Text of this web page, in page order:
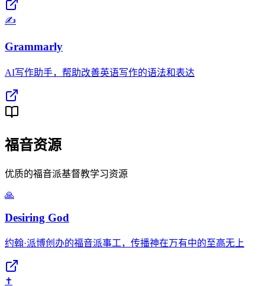
✍️
Grammarly
AI写作助手，帮助改善英语写作的语法和表达
福音资源
优质的福音派基督教学习资源
🙏
Desiring God
约翰·派博创办的福音派事工，传播神在万有中的至高无上
✝️